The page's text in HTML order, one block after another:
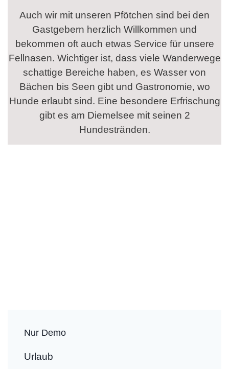
Auch wir mit unseren Pfötchen sind bei den
Gastgebern herzlich Willkommen und
bekommen oft auch etwas Service für unsere
Fellnasen. Wichtiger ist, dass viele Wanderwege
schattige Bereiche haben, es Wasser von
Bächen bis Seen gibt und Gastronomie, wo
Hunde erlaubt sind. Eine besondere Erfrischung
gibt es am Diemelsee mit seinen 2
Hundestränden.
Nur Demo
Urlaub